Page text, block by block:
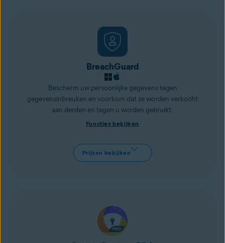
BreachGuard
Bescherm uw persoonlijke gegevens tegen
gegevensinbreuken en voorkom dat ze worden verkocht
aan derden en tegen u worden gebruikt.
Functies bekijken
Prijzen bekijken